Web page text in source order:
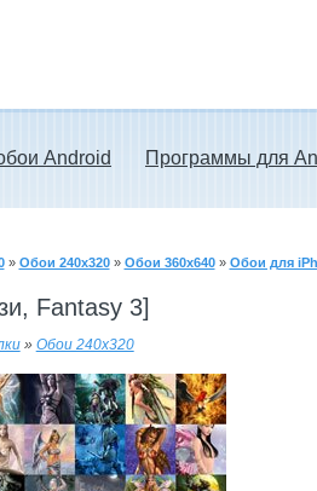
Android Программы для
» Обои 240x320» Обои 360x640» Обои для
Fantasy 3]
» Обои 240x320